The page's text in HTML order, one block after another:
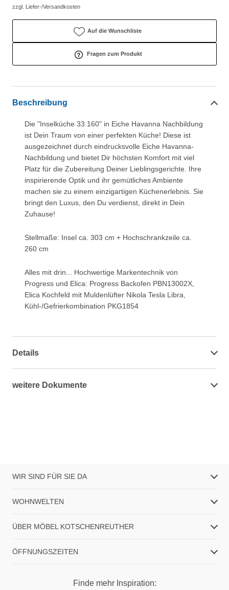
zzgl. Liefer-/Versandkosten
Auf die Wunschliste
Fragen zum Produkt
Beschreibung
Die "Inselküche 33.160" in Eiche Havanna Nachbildung
ist Dein Traum von einer perfekten Küche! Diese ist
ausgezeichnet durch eindrucksvolle Eiche Havanna-
Nachbildung und bietet Dir höchsten Komfort mit viel
Platz für die Zubereitung Deiner Lieblingsgerichte. Ihre
inspirierende Optik und ihr gemütliches Ambiente
machen sie zu einem einzigartigen Küchenerlebnis. Sie
bringt den Luxus, den Du verdienst, direkt in Dein
Zuhause!
Stellmaße: Insel ca. 303 cm + Hochschrankzeile ca.
260 cm
Alles mit drin... Hochwertige Markentechnik von
Progress und Elica: Progress Backofen PBN13002X,
Elica Kochfeld mit Muldenlüfter Nikola Tesla Libra,
Kühl-/Gefrierkombination PKG1854
Details
weitere Dokumente
WIR SIND FÜR SIE DA
WOHNWELTEN
ÜBER MÖBEL KOTSCHENREUTHER
ÖFFNUNGSZEITEN
Finde mehr Inspiration: